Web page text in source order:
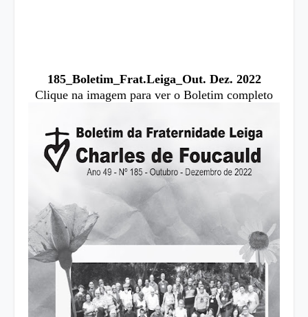
185_Boletim_Frat.Leiga_Out. Dez. 2022
Clique na imagem para ver o Boletim completo